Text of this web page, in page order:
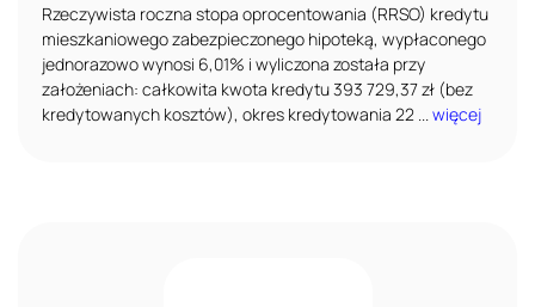
Rzeczywista roczna stopa oprocentowania (RRSO) kredytu
mieszkaniowego zabezpieczonego hipoteką, wypłaconego
jednorazowo wynosi 6,01% i wyliczona została przy
założeniach: całkowita kwota kredytu 393 729,37 zł (bez
kredytowanych kosztów), okres kredytowania 22 ...
więcej